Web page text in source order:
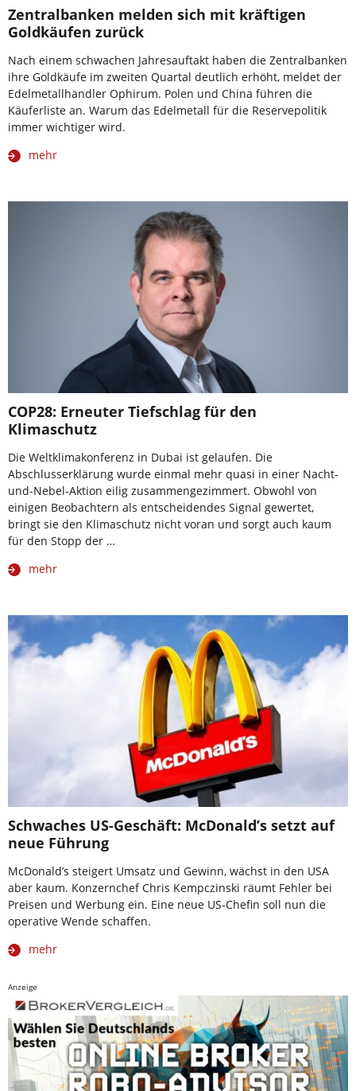
Zentralbanken melden sich mit kräftigen
Goldkäufen zurück
Nach einem schwachen Jahresauftakt haben die Zentralbanken
ihre Goldkäufe im zweiten Quartal deutlich erhöht, meldet der
Edelmetallhändler Ophirum. Polen und China führen die
Käuferliste an. Warum das Edelmetall für die Reservepolitik
immer wichtiger wird.
mehr
COP28: Erneuter Tiefschlag für den
Klimaschutz
Die Weltklimakonferenz in Dubai ist gelaufen. Die
Abschlusserklärung wurde einmal mehr quasi in einer Nacht-
und-Nebel-Aktion eilig zusammengezimmert. Obwohl von
einigen Beobachtern als entscheidendes Signal gewertet,
bringt sie den Klimaschutz nicht voran und sorgt auch kaum
für den Stopp der …
mehr
Schwaches US-Geschäft: McDonald’s setzt auf
neue Führung
McDonald’s steigert Umsatz und Gewinn, wächst in den USA
aber kaum. Konzernchef Chris Kempczinski räumt Fehler bei
Preisen und Werbung ein. Eine neue US-Chefin soll nun die
operative Wende schaffen.
mehr
Anzeige